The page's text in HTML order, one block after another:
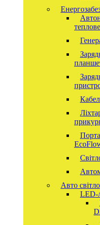
Авто світло
LED-